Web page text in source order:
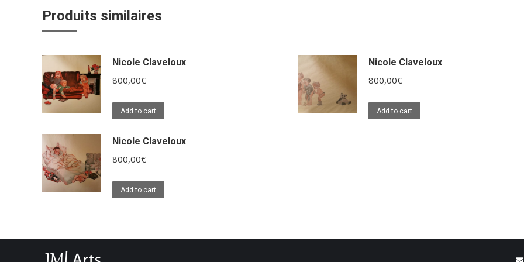
Produits similaires
Nicole Claveloux
800,00€
Add to cart
Nicole Claveloux
800,00€
Add to cart
Nicole Claveloux
800,00€
Add to cart